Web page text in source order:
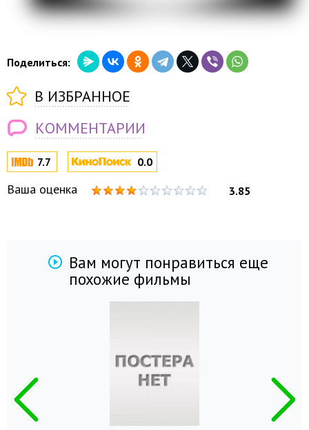
7.7 0.0
Ваша оценка 3.85
Поделиться:
В ИЗБРАННОЕ
КОММЕНТАРИИ
Вам могут понравиться еще
похожие фильмы